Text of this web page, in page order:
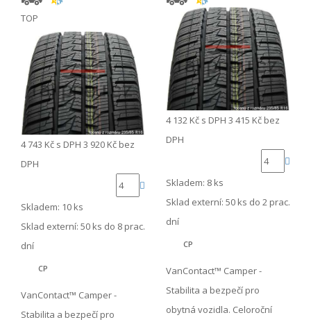
TOP
4 743 Kč s DPH 3 920 Kč bez
DPH
Skladem: 10 ks
Sklad externí: 50 ks do 8 prac.
dní
CP
VanContact™ Camper -
Stabilita a bezpečí pro
4 132 Kč s DPH 3 415 Kč bez
DPH
Skladem: 8 ks
Sklad externí: 50 ks do 2 prac.
dní
CP
VanContact™ Camper -
Stabilita a bezpečí pro
obytná vozidla. Celoroční